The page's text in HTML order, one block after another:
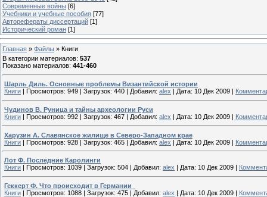
Современные войны [6]
Учебники и учебные пособия [77]
Авторефераты диссертаций [1]
Исторический роман [1]
Главная » Файлы » Книги
В категории материалов: 537
Показано материалов: 441-460
Шарль Диль. Основные проблемы Византийской истории
Книги
Просмотров: 949 Загрузок: 440 Добавил: alex Дата: 10 Дек 2009
Чудинов В. Руница и тайны археологии Руси
Книги | Просмотров: 992 | Загрузок: 467 | Добавил: alex | Дата: 10 Дек 2009 |
Харузин А. Славянское жилище в Северо-Западном крае
Книги | Просмотров: 928 | Загрузок: 465 | Добавил: alex | Дата: 10 Дек 2009 |
Лот Ф. Последние Каролинги
Книги
Просмотров: 1039 Загрузок: 504 Добавил: alex Дата: 10 Дек 2009
Геккерт Ф. Что происходит в Германии_
Книги | Просмотров: 1088 | Загрузок: 475 | Добавил: alex | Дата: 10 Дек 2009 |